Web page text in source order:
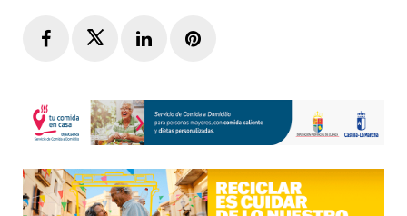
FacebookTwitterLinkedInPinterest